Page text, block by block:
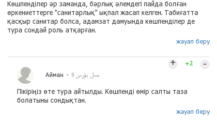
Көшпенділер əр заманда, бəрлық əлемдегі пайда болған
өркениеттерге "санитарлық" ықпал жасап келген. Табиғатта
қасқыр санитар болса, адамзат дамуында көшпенділер де
тура сондай роль атқарған.
жауап беру
Айман 9 جىل بۇرىن
+ +2 –
Пікіріңіз өте тура айтылды. Көшпенді өмір салты таза
болатыны сондықтан.
жауап беру